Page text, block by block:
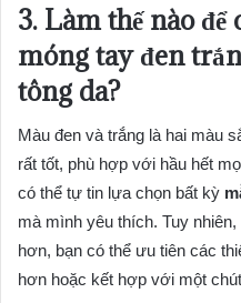
3. Làm thế nào
móng tay đen
tông da?
Màu đen và trắng là hai màu
rất tốt, phù hợp với hầu hết
có thể tự tin lựa chọn bất kỳ
mà mình yêu thích. Tuy
hơn, bạn có thể ưu tiên các
hơn hoặc kết hợp với một